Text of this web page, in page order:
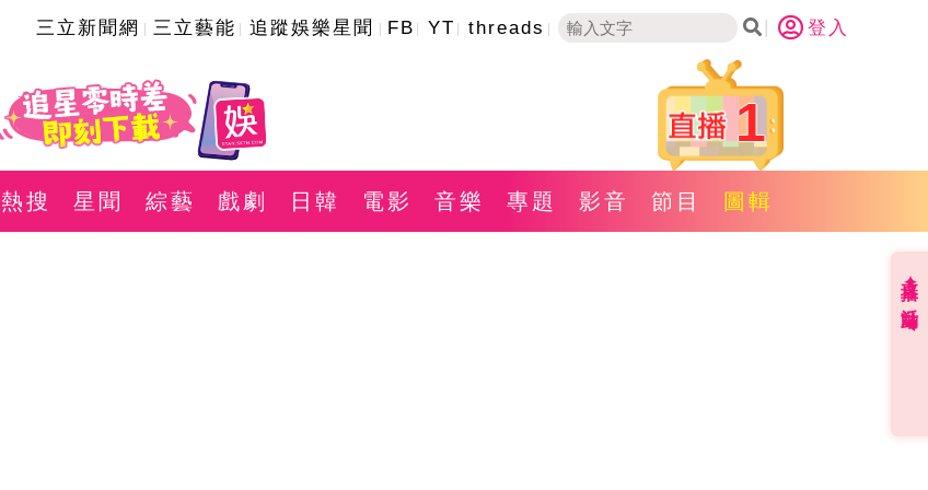
三立新聞網 三立藝能 追蹤娛樂星聞 FB YT threads 登入
1
熱搜 星聞 綜藝 戲劇 日韓 電影 音樂 專題 影音 節目 圖輯
直播✦活動